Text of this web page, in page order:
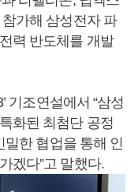
가해 삼성전자 파
력 반도체를 개발
기조연설에서 “삼성
화된 최첨단 공정
한 협업을 통해 인
겠다”고 말했다.